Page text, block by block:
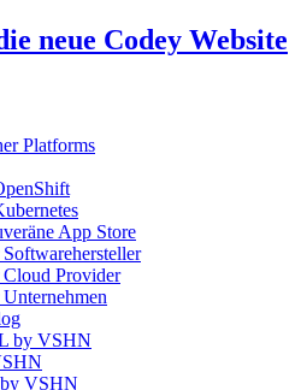
neue Codey Website
Platforms
App Store
Cloud Provider
by VSHN
VSHN